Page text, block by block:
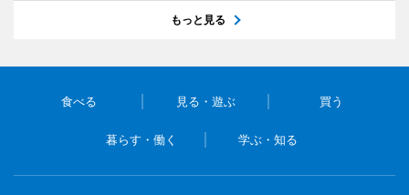
もっと見る
食べる 見る・遊ぶ 買う
暮らす・働く 学ぶ・知る